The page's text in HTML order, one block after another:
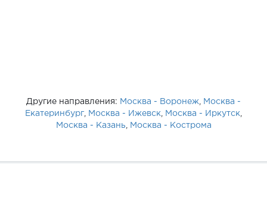
Другие направления: Москва - Воронеж
Москва -
Екатеринбург
Москва - Ижевск Москва - Иркутск
Москва - Казань
Москва - Кострома